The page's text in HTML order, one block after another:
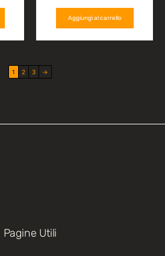
Aggiungi al carrello
1 2 3 →
Pagine Utili